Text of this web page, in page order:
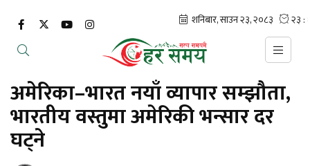
अमेरिका–भारत नयाँ व्यापार सम्झौता,
भारतीय वस्तुमा अमेरिकी भन्सार दर
घट्ने